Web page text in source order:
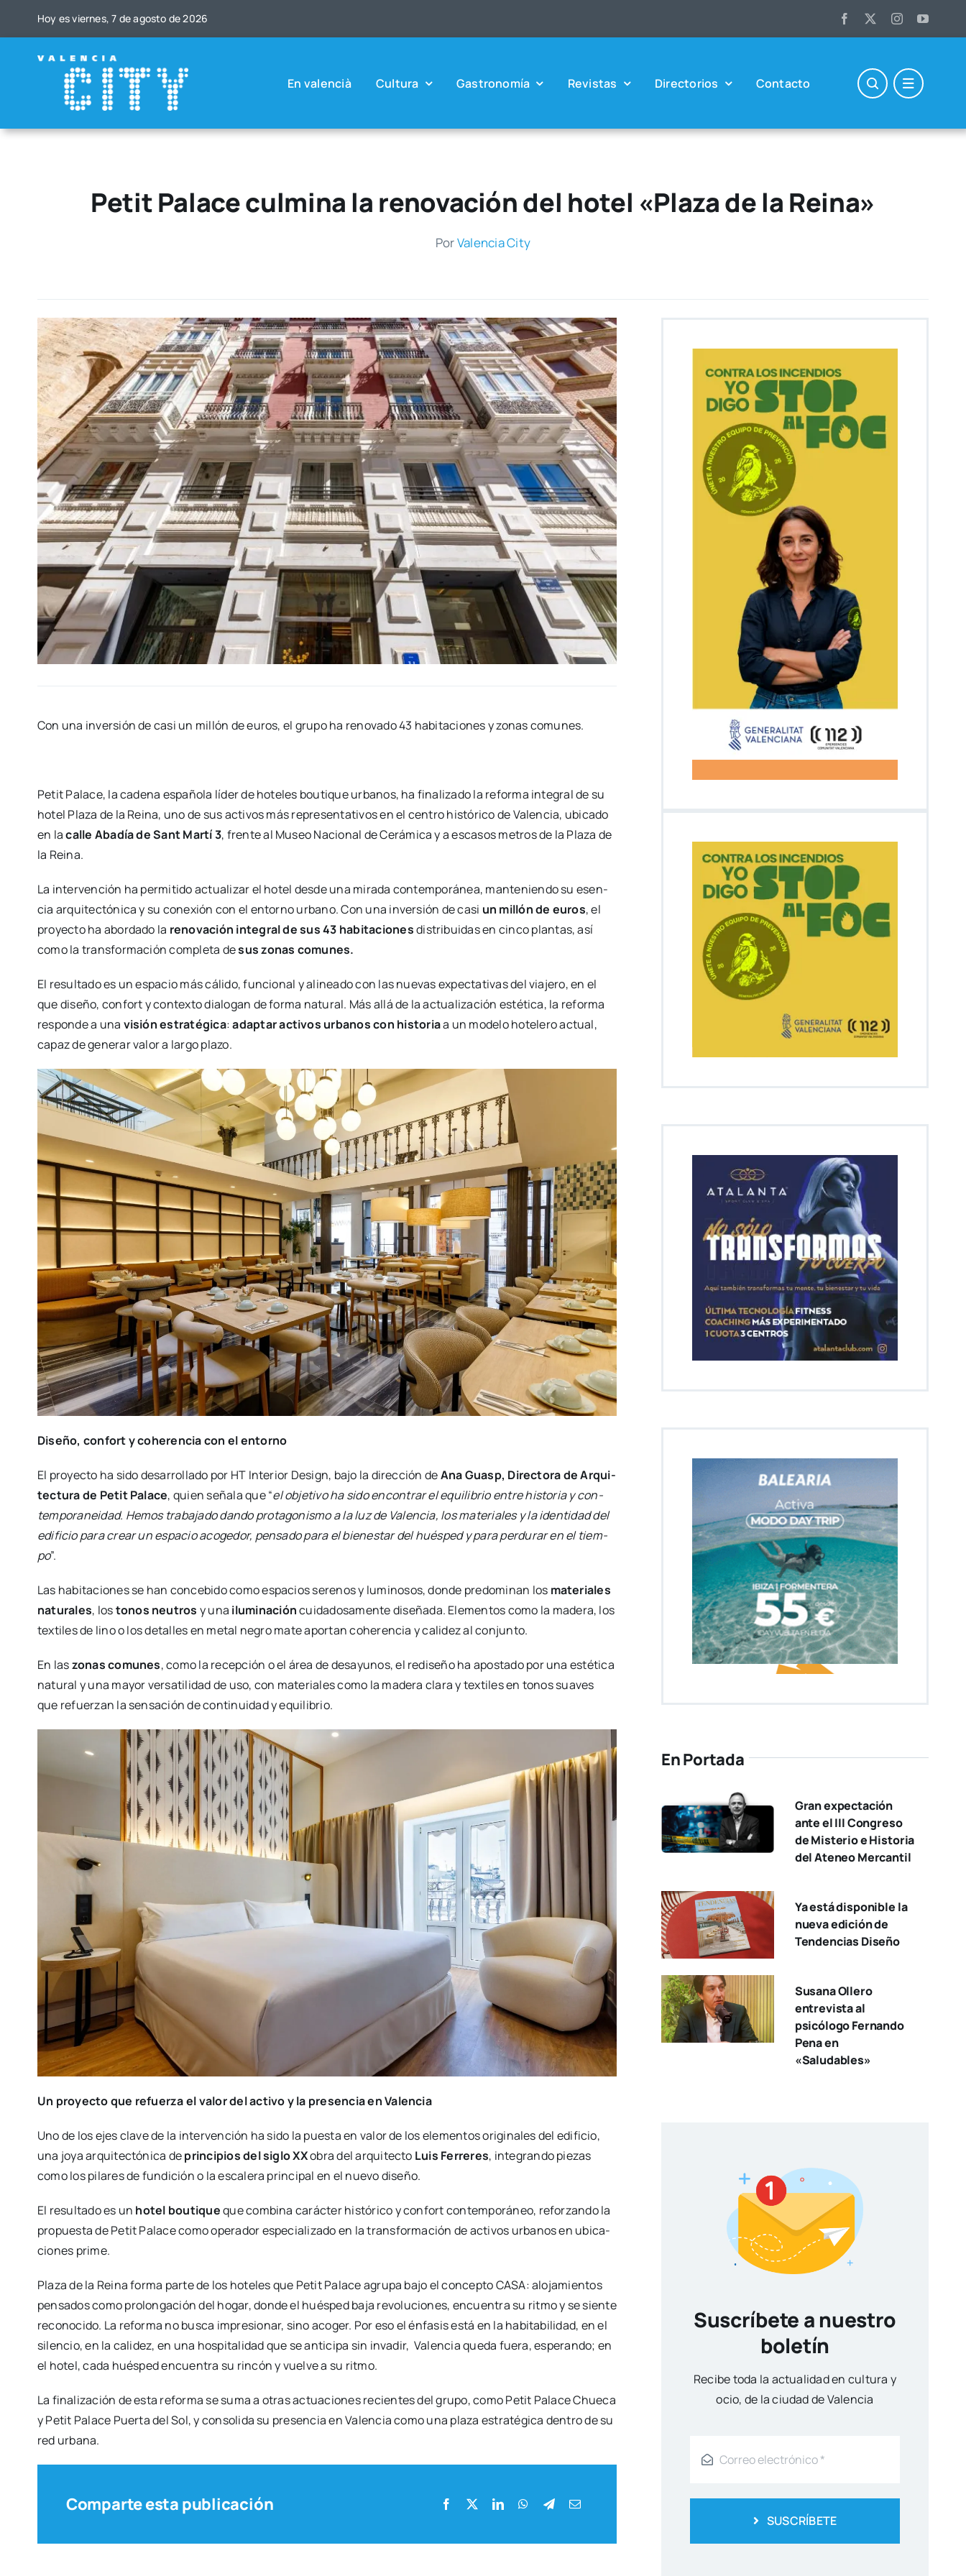
Hoy es vier­nes, 7 de agos­to de 2026
En valen­cià Cul­tu­ra Gas­tro­no­mía Revis­tas Direc­to­rios Con­tac­to
Petit Palace culmina la renovación del hotel «Plaza de la Reina»
PorValen­cia City
Con una inver­sión de casi un millón de euros, el gru­po ha reno­va­do 43 habi­ta­cio­nes y zonas comu­nes.
Petit Pala­ce, la cade­na espa­ño­la líder de hote­les bou­ti­que urba­nos, ha fina­li­za­do la refor­ma inte­gral de su
hotel Pla­za de la Rei­na, uno de sus acti­vos más repre­sen­ta­ti­vos en el cen­tro his­tó­ri­co de Valen­cia, ubi­ca­do
en lacalle Aba­día de Sant Mar­tí 3, fren­te al Museo Nacio­nal de Cerá­mi­ca y a esca­sos metros de la Pla­za de
la Rei­na.
La inter­ven­ción ha per­mi­ti­do actua­li­zar el hotel des­de una mira­da con­tem­po­rá­nea, man­te­nien­do su esen­
cia arqui­tec­tó­ni­ca y su cone­xión con el entorno urbano. Con una inver­sión de casi un millón de euros, el
pro­yec­to ha abor­da­do la reno­va­ción inte­gral de sus 43 habi­ta­cio­nesdis­tri­bui­das en cin­co plan­tas, así
como la trans­for­ma­ción com­ple­ta desus zonas comu­nes.
El resul­ta­do es un espa­cio más cáli­do, fun­cio­nal y ali­nea­do con las nue­vas expec­ta­ti­vas del via­je­ro, en el
que dise­ño, con­fort y con­tex­to dia­lo­gan de for­ma natu­ral. Más allá de la actua­li­za­ción esté­ti­ca, la refor­ma
res­pon­de a una visión estra­té­gi­ca:adap­tar acti­vos urba­nos con his­to­riaa un mode­lo hote­le­ro actual,
capaz de gene­rar valor a lar­go pla­zo.
Dise­ño, con­fort y cohe­ren­cia con el entorno
El pro­yec­to ha sido desa­rro­lla­do por HT Inte­rior Design, bajo la direc­ción deAna Guasp, Direc­to­ra de Arqui­
tec­tu­ra de Petit Pala­ce, quien seña­la que “el obje­ti­vo ha sido encon­trar el equi­li­brio entre his­to­ria y con­
tem­po­ra­nei­dad. Hemos tra­ba­ja­do dan­do pro­ta­go­nis­mo a la luz de Valen­cia, los mate­ria­les y la iden­ti­dad del
edi­fi­cio para crear un espa­cio aco­ge­dor, pen­sa­do para el bien­es­tar del hués­ped y para per­du­rar en el tiem­
po”.
Las habi­ta­cio­nes se han con­ce­bi­do como espa­cios sere­nos y lumi­no­sos, don­de pre­do­mi­nan los mate­ria­les
natu­ra­les, lostonos neu­tros y una ilu­mi­na­cióncui­da­do­sa­men­te dise­ña­da. Ele­men­tos como la made­ra, los
tex­ti­les de lino o los deta­lles en metal negro mate apor­tan cohe­ren­cia y cali­dez al con­jun­to.
En laszonas comu­nes, como la recep­ción o el área de desa­yu­nos, el redi­se­ño ha apos­ta­do por una esté­ti­ca
natu­ral y una mayor ver­sa­ti­li­dad de uso, con mate­ria­les como la made­ra cla­ra y tex­ti­les en tonos sua­ves
que refuer­zan la sen­sa­ción de con­ti­nui­dad y equi­li­brio.
Un pro­yec­to que refuer­za el valor del acti­vo y la pre­sen­cia en Valen­cia
Uno de los ejes cla­ve de la inter­ven­ción ha sido la pues­ta en valor de los ele­men­tos ori­gi­na­les del edi­fi­cio,
una joya arqui­tec­tó­ni­ca deprin­ci­pios del siglo XXobra del arqui­tec­to Luis Ferre­res, inte­gran­do pie­zas
como los pila­res de fun­di­ción o la esca­le­ra prin­ci­pal en el nue­vo dise­ño.
El resul­ta­do es un hotel bou­ti­queque com­bi­na carác­ter his­tó­ri­co y con­fort con­tem­po­rá­neo, refor­zan­do la
pro­pues­ta de Petit Pala­ce como ope­ra­dor espe­cia­li­za­do en la trans­for­ma­ción de acti­vos urba­nos en ubi­ca­
cio­nes pri­me.
Pla­za de la Rei­na for­ma par­te de los hote­les que Petit Pala­ce agru­pa bajo el con­cep­to CASA: alo­ja­mien­tos
pen­sa­dos como pro­lon­ga­ción del hogar, don­de el hués­ped baja revo­lu­cio­nes, encuen­tra su rit­mo y se sien­te
reco­no­ci­do. La refor­ma no bus­ca impre­sio­nar, sino aco­ger. Por eso el énfa­sis está en la habi­ta­bi­li­dad, en el
silen­cio, en la cali­dez, en una hos­pi­ta­li­dad que se anti­ci­pa sin inva­dir, Valen­cia que­da fue­ra, espe­ran­do; en
el hotel, cada hués­ped encuen­tra su rin­cón y vuel­ve a su rit­mo.
La fina­li­za­ción de esta refor­ma se suma a otras actua­cio­nes recien­tes del gru­po, como Petit Pala­ce Chue­ca
y Petit Pala­ce Puer­ta del Sol, y con­so­li­da su pre­sen­cia en Valen­cia como una pla­za estra­té­gi­ca den­tro de su
red urba­na.
Comparte esta publicación
En Portada
Gran expectación
ante el III Congreso
de Misterio e Historia
del Ateneo Mercantil
Ya está disponible la
nueva edición de
Tendencias Diseño
Susana Ollero
entrevista al
psicólogo Fernando
Pena en
«Saludables»
Suscríbete a nuestro
boletín
Reci­be toda la actua­li­dad en cul­tu­ra y
ocio, de la ciu­dad de Valen­cia
SUSCRÍBETE